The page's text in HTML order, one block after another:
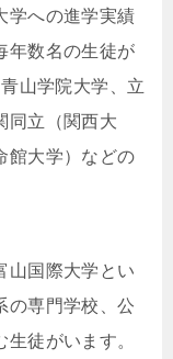
学への進学実績
年数名の生徒が
山学院大学、立
同立（関西大
館大学）などの
山国際大学とい
の専門学校、公
徒がいます。